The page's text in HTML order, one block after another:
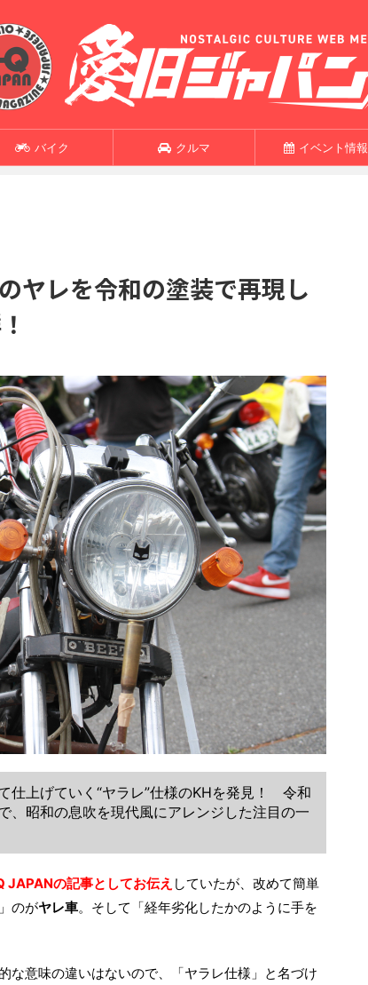
バイク クルマ イベント情報
ヤレを令和の塗装で再現し
仕上げていく“ヤラレ”仕様のKHを発見！ 令和
、昭和の息吹を現代風にアレンジした注目の一
JAPANの記事としてお伝え していたが、改めて簡単
のがヤレ車。そして「経年劣化したかのように手を
な意味の違いはないので、「ヤラレ仕様」と名づけ